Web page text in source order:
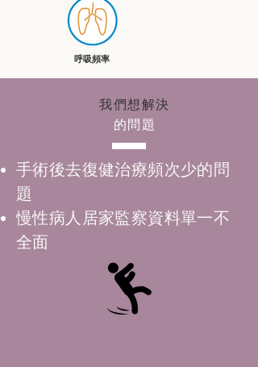
​呼吸頻率
我們想解決
的問題
手術後去復健治療頻次少的問
題
慢性病人居家監察資料單一不
全面